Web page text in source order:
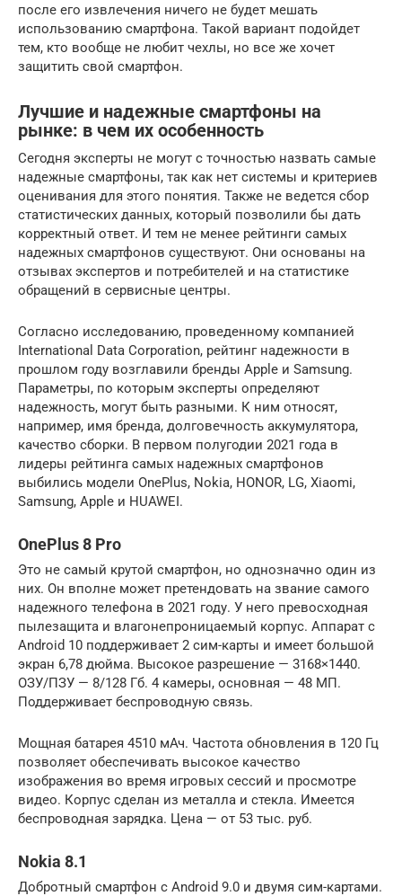
после его извлечения ничего не будет мешать
использованию смартфона. Такой вариант подойдет
тем, кто вообще не любит чехлы, но все же хочет
защитить свой смартфон.
Лучшие и надежные смартфоны на
рынке: в чем их особенность
Сегодня эксперты не могут с точностью назвать самые
надежные смартфоны, так как нет системы и критериев
оценивания для этого понятия. Также не ведется сбор
статистических данных, который позволили бы дать
корректный ответ. И тем не менее рейтинги самых
надежных смартфонов существуют. Они основаны на
отзывах экспертов и потребителей и на статистике
обращений в сервисные центры.
Согласно исследованию, проведенному компанией
International Data Corporation, рейтинг надежности в
прошлом году возглавили бренды Apple и Samsung.
Параметры, по которым эксперты определяют
надежность, могут быть разными. К ним относят,
например, имя бренда, долговечность аккумулятора,
качество сборки. В первом полугодии 2021 года в
лидеры рейтинга самых надежных смартфонов
выбились модели OnePlus, Nokia, HONOR, LG, Xiaomi,
Samsung, Apple и HUAWEI.
OnePlus 8 Pro
Это не самый крутой смартфон, но однозначно один из
них. Он вполне может претендовать на звание самого
надежного телефона в 2021 году. У него превосходная
пылезащита и влагонепроницаемый корпус. Аппарат с
Android 10 поддерживает 2 сим-карты и имеет большой
экран 6,78 дюйма. Высокое разрешение — 3168×1440.
ОЗУ/ПЗУ — 8/128 Гб. 4 камеры, основная — 48 МП.
Поддерживает беспроводную связь.
Мощная батарея 4510 мАч. Частота обновления в 120 Гц
позволяет обеспечивать высокое качество
изображения во время игровых сессий и просмотре
видео. Корпус сделан из металла и стекла. Имеется
беспроводная зарядка. Цена — от 53 тыс. руб.
Nokia 8.1
Добротный смартфон с Android 9.0 и двумя сим-картами.